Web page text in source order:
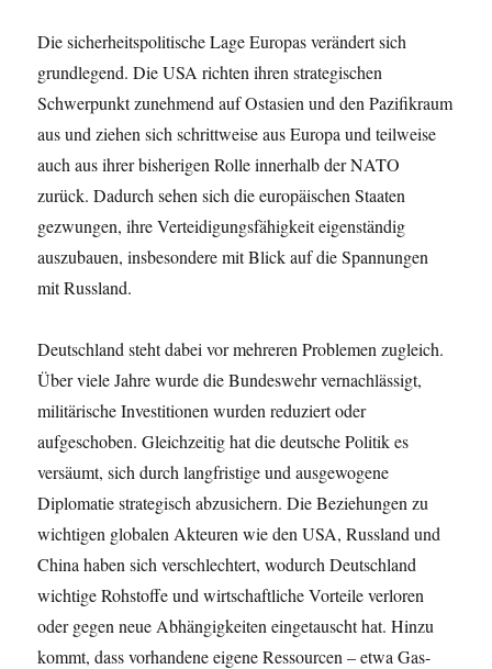
Die sicherheitspolitische Lage Europas verändert sich
grundlegend. Die USA richten ihren strategischen
Schwerpunkt zunehmend auf Ostasien und den Pazifikraum
aus und ziehen sich schrittweise aus Europa und teilweise
auch aus ihrer bisherigen Rolle innerhalb der NATO
zurück. Dadurch sehen sich die europäischen Staaten
gezwungen, ihre Verteidigungsfähigkeit eigenständig
auszubauen, insbesondere mit Blick auf die Spannungen
mit Russland.
Deutschland steht dabei vor mehreren Problemen zugleich.
Über viele Jahre wurde die Bundeswehr vernachlässigt,
militärische Investitionen wurden reduziert oder
aufgeschoben. Gleichzeitig hat die deutsche Politik es
versäumt, sich durch langfristige und ausgewogene
Diplomatie strategisch abzusichern. Die Beziehungen zu
wichtigen globalen Akteuren wie den USA, Russland und
China haben sich verschlechtert, wodurch Deutschland
wichtige Rohstoffe und wirtschaftliche Vorteile verloren
oder gegen neue Abhängigkeiten eingetauscht hat. Hinzu
kommt, dass vorhandene eigene Ressourcen – etwa Gas-